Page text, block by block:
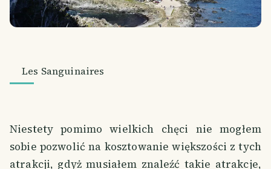
Les Sanguinaires
Niestety pomimo wielkich chęci nie mogłem
sobie pozwolić na kosztowanie większości z tych
atrakcji, gdyż musiałem znaleźć takie atrakcje,